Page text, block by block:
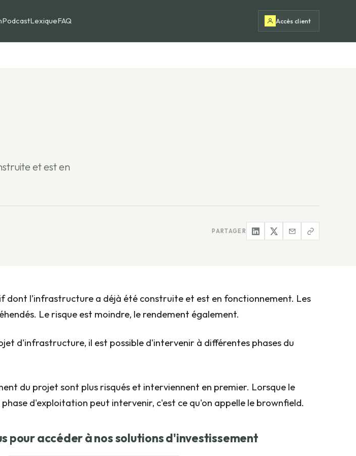
PodcastLexiqueFAQ Accès client
et est en
PARTAGER
dont l’infrastructure a déjà été construite et est en fonctionnement. Les
Le risque est moindre, le rendement également.
d'infrastructure, il est possible d'intervenir à différentes phases du
du projet sont plus risqués et interviennent en premier. Lorsque le
d'exploitation peut intervenir, c'est ce qu'on appelle le brownfield.
pour accéder à nos solutions d'investissement